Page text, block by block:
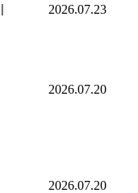
2026.07.23
2026.07.20
2026.07.20